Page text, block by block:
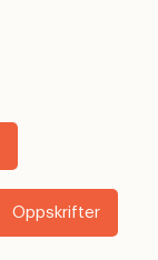
Oppskrifter